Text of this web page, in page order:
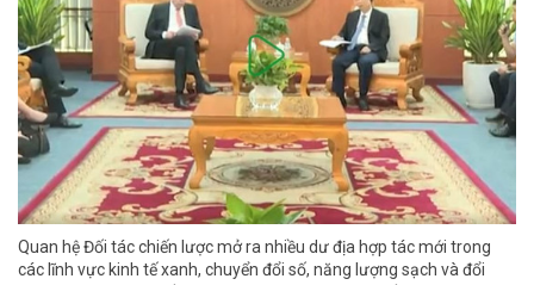
Quan hệ Đối tác chiến lược mở ra nhiều dư địa hợp tác mới trong
các lĩnh vực kinh tế xanh, chuyển đổi số, năng lượng sạch và đổi